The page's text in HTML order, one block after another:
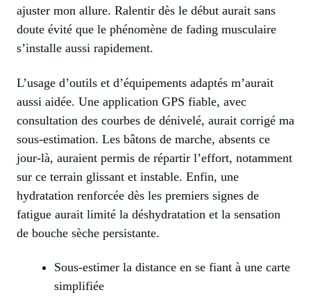
ajuster mon allure. Ralentir dès le début aurait sans
doute évité que le phénomène de fading musculaire
s’installe aussi rapidement.
L’usage d’outils et d’équipements adaptés m’aurait
aussi aidée. Une application GPS fiable, avec
consultation des courbes de dénivelé, aurait corrigé ma
sous-estimation. Les bâtons de marche, absents ce
jour-là, auraient permis de répartir l’effort, notamment
sur ce terrain glissant et instable. Enfin, une
hydratation renforcée dès les premiers signes de
fatigue aurait limité la déshydratation et la sensation
de bouche sèche persistante.
Sous-estimer la distance en se fiant à une carte
simplifiée